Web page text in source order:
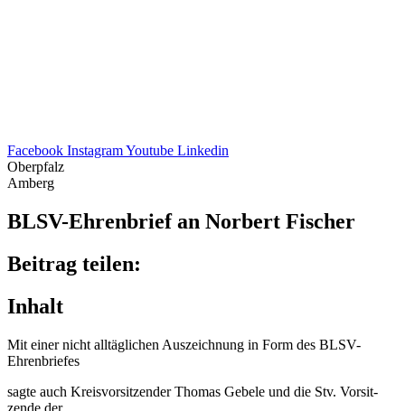
Facebook InstagramYoutube Linkedin
Oberpfalz
Amberg
BLSV-Ehren­brief an Norbert Fischer
Beitrag teilen:
Inhalt
Mit einer nicht alltäg­li­chen Auszeich­nung in Form des BLSV-
Ehrenbriefes
sagte auch Kreis­vor­sit­zen­der Thomas Gebele und die Stv. Vorsit­
zende der